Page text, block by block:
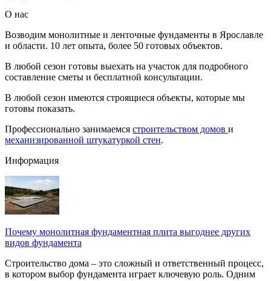
О нас
Возводим монолитные и ленточные фундаменты в Ярославле
и области. 10 лет опыта, более 50 готовых объектов.
В любой сезон готовы выехать на участок для подробного
составление сметы и бесплатной консультации.
В любой сезон имеются строящиеся объекты, которые мы
готовы показать.
Профессионально занимаемся строительством домов и
механизированной штукатуркой стен.
Информация
Почему монолитная фундаментная плита выгоднее других
видов фундамента
Строительство дома – это сложный и ответственный процесс,
в котором выбор фундамента играет ключевую роль. Одним